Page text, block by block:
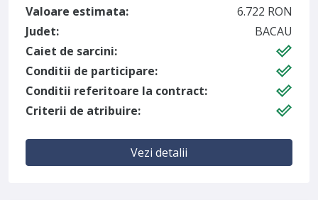
Valoare estimata:
6.722 RON
Judet:
BACAU
Caiet de sarcini:
Conditii de participare:
Conditii referitoare la contract:
Criterii de atribuire:
Vezi detalii